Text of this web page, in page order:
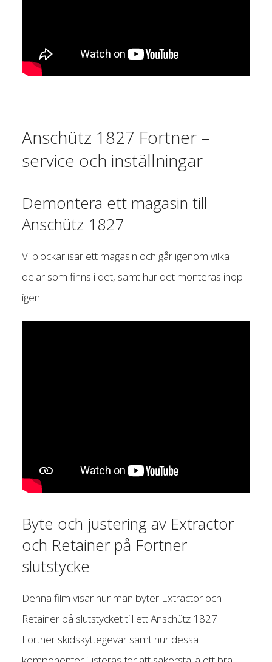
Anschütz 1827 Fortner –
service och inställningar
Demontera ett magasin till
Anschütz 1827
Vi plockar isär ett magasin och går igenom vilka
delar som finns i det, samt hur det monteras ihop
igen.
Byte och justering av Extractor
och Retainer på Fortner
slutstycke
Denna film visar hur man byter Extractor och
Retainer på slutstycket till ett Anschütz 1827
Fortner skidskyttegevär samt hur dessa